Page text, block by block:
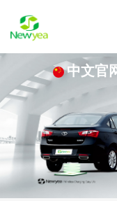
中文官